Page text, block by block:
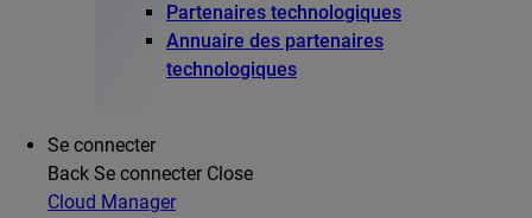
Partenaires technologiques
Annuaire des partenaires
technologiques
Se connecter
Back Se connecter Close
Cloud Manager